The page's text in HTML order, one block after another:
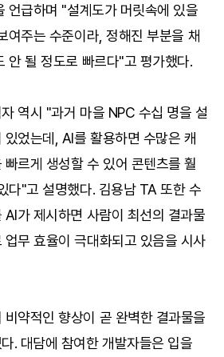
언급하며 "설계도가 머릿속에 있을
여주는 수준이라, 정해진 부분을 채
안 될 정도로 빠르다"고 평가했다.
역시 "과거 마을 NPC 수십 명을 설
었는데, AI를 활용하면 수많은 캐
르게 생성할 수 있어 콘텐츠를 훨
다"고 설명했다. 김용남 TA 또한 수
가 제시하면 사람이 최선의 결과물
무 효율이 극대화되고 있음을 시사
약적인 향상이 곧 완벽한 결과물을
. 대담에 참여한 개발자들은 입을